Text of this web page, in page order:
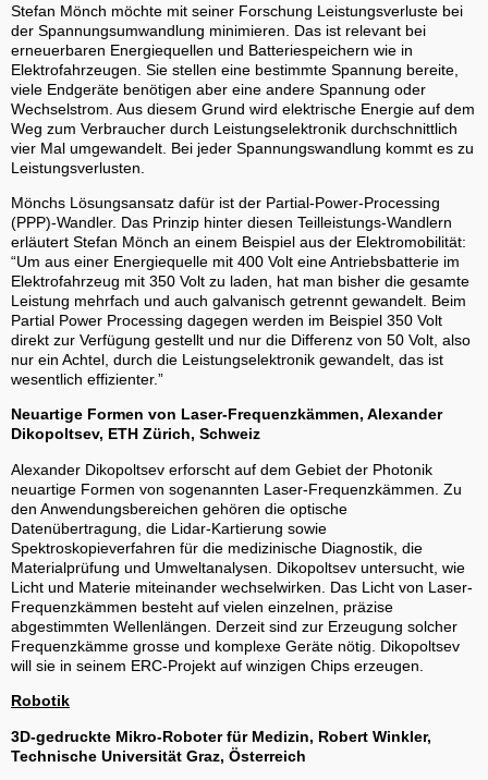
Stefan Mönch möchte mit seiner Forschung Leistungsverluste bei
der Spannungsumwandlung minimieren. Das ist relevant bei
erneuerbaren Energiequellen und Batteriespeichern wie in
Elektrofahrzeugen. Sie stellen eine bestimmte Spannung bereite,
viele Endgeräte benötigen aber eine andere Spannung oder
Wechselstrom. Aus diesem Grund wird elektrische Energie auf dem
Weg zum Verbraucher durch Leistungselektronik durchschnittlich
vier Mal umgewandelt. Bei jeder Spannungswandlung kommt es zu
Leistungsverlusten.
Mönchs Lösungsansatz dafür ist der Partial-Power-Processing
(PPP)-Wandler. Das Prinzip hinter diesen Teilleistungs-Wandlern
erläutert Stefan Mönch an einem Beispiel aus der Elektromobilität:
“Um aus einer Energiequelle mit 400 Volt eine Antriebsbatterie im
Elektrofahrzeug mit 350 Volt zu laden, hat man bisher die gesamte
Leistung mehrfach und auch galvanisch getrennt gewandelt. Beim
Partial Power Processing dagegen werden im Beispiel 350 Volt
direkt zur Verfügung gestellt und nur die Differenz von 50 Volt, also
nur ein Achtel, durch die Leistungselektronik gewandelt, das ist
wesentlich effizienter.”
Neuartige Formen von Laser-Frequenzkämmen, Alexander
Dikopoltsev, ETH Zürich, Schweiz
Alexander Dikopoltsev erforscht auf dem Gebiet der Photonik
neuartige Formen von sogenannten Laser-Frequenzkämmen. Zu
den Anwendungsbereichen gehören die optische
Datenübertragung, die Lidar-Kartierung sowie
Spektroskopieverfahren für die medizinische Diagnostik, die
Materialprüfung und Umweltanalysen. Dikopoltsev untersucht, wie
Licht und Materie miteinander wechselwirken. Das Licht von Laser-
Frequenzkämmen besteht auf vielen einzelnen, präzise
abgestimmten Wellenlängen. Derzeit sind zur Erzeugung solcher
Frequenzkämme grosse und komplexe Geräte nötig. Dikopoltsev
will sie in seinem ERC-Projekt auf winzigen Chips erzeugen.
Robotik
3D-gedruckte Mikro-Roboter für Medizin, Robert Winkler,
Technische Universität Graz, Österreich